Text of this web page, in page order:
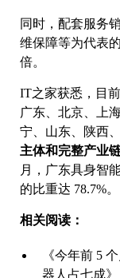
同时，配套服务
维保障等为代表
倍。
IT之家获悉，目
广东、北京、上
宁、山东、陕西
主体和完整产业
月，广东具身智
的比重达 78.7%。
相关阅读：
《今年前 5
器人占七成》